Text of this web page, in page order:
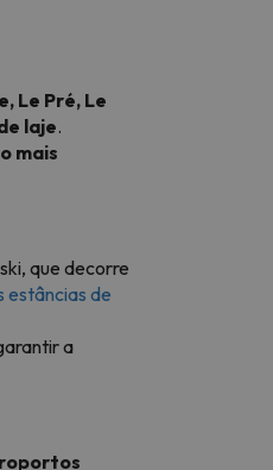
Le Pré, Le
laje.
mais
que decorre
estâncias de
a